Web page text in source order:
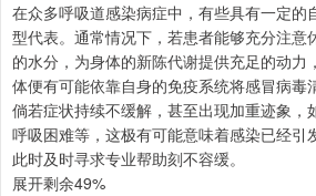
在众多呼吸道感染病症中，有些具有一定的
型代表。通常情况下，若患者能够充分注意
的水分，为身体的新陈代谢提供充足的动力
体便有可能依靠自身的免疫系统将感冒病毒
倘若症状持续不缓解，甚至出现加重迹象，
呼吸困难等，这极有可能意味着感染已经引
此时及时寻求专业帮助刻不容缓。
展开剩余49%